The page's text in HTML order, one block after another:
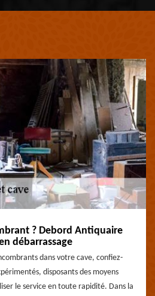
? Debord Antiquaire
débarrassage
dans votre cave, confiez-
disposants des moyens
le service en toute rapidité. Dans la